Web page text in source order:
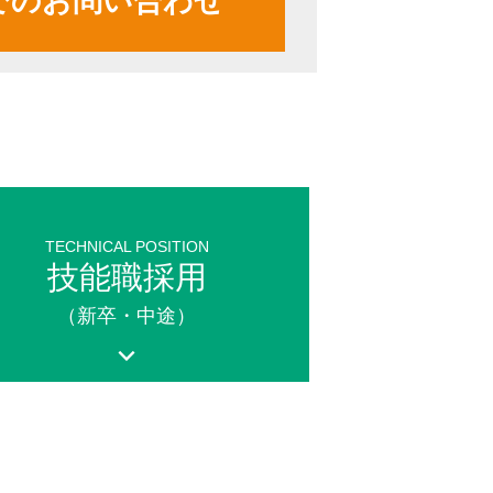
TECHNICAL POSITION
技能職採用
（新卒・中途）